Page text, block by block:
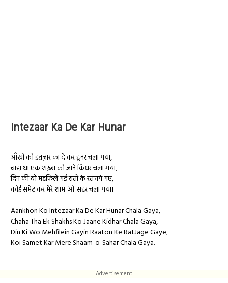
Intezaar Ka De Kar Hunar
आँखों को इंतज़ार का दे कर हुनर चला गया,
चाहा था एक शख़्स को जाने किधर चला गया,
दिन की वो महफिलें गईं रातों के रतजगे गए,
कोई समेट कर मेरे शाम-ओ-सहर चला गया।
Aankhon Ko Intezaar Ka De Kar Hunar Chala Gaya,
Chaha Tha Ek Shakhs Ko Jaane Kidhar Chala Gaya,
Din Ki Wo Mehfilein Gayin Raaton Ke RatJage Gaye,
Koi Samet Kar Mere Shaam-o-Sahar Chala Gaya.
Advertisement